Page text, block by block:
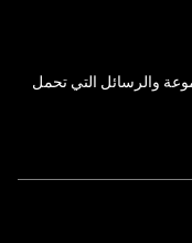
والرسائل التي تحمل